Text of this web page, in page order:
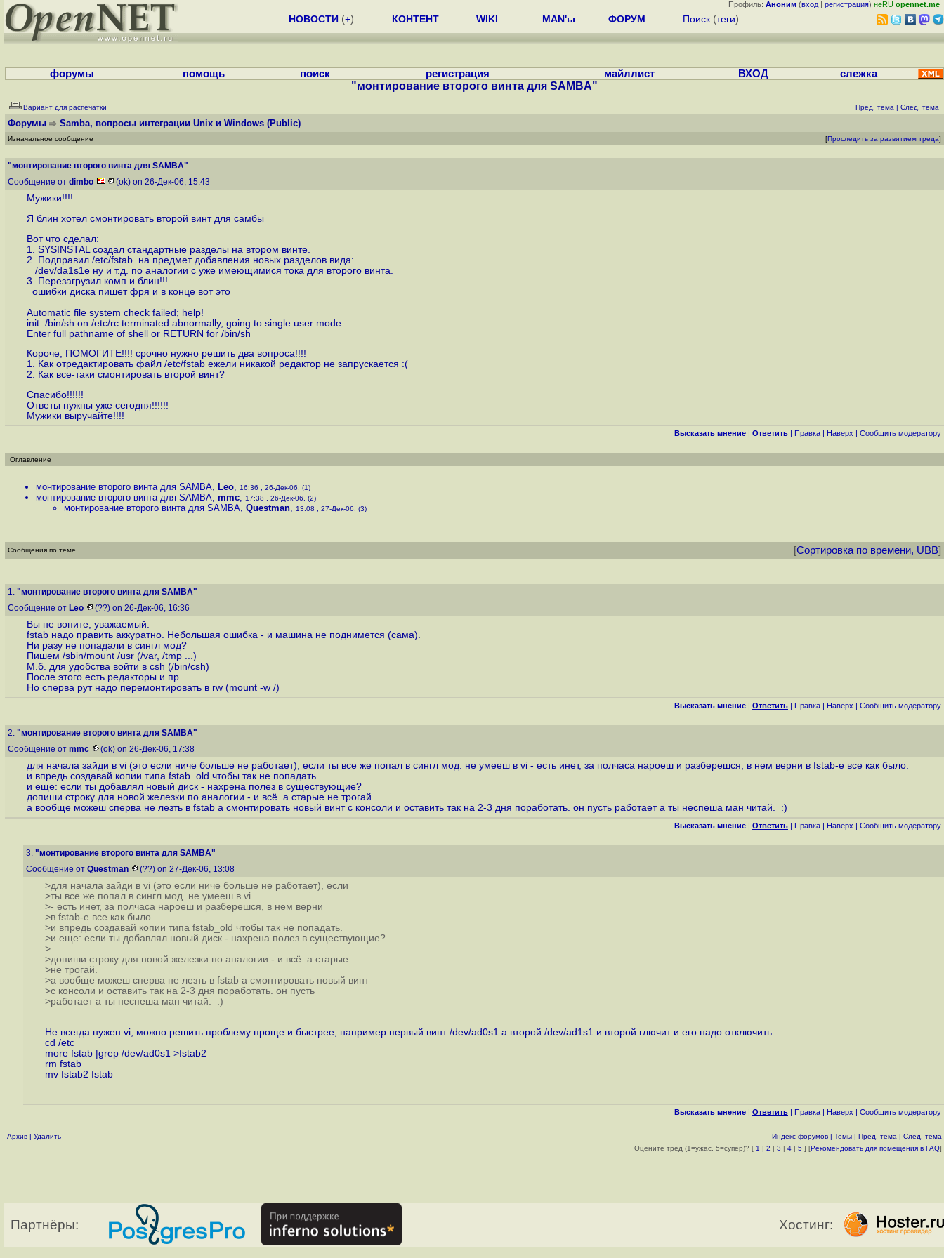
Профиль: Аноним (вход | регистрация) неRU opennet.me
НОВОСТИ (+) КОНТЕНТ WIKI MAN'ы ФОРУМ Поиск (теги)
форумы помощь поиск регистрация майллист ВХОД слежка
"монтирование второго винта для SAMBA"
Вариант для распечатки Пред. тема | След. тема
Форумы Samba, вопросы интеграции Unix и Windows (Public)
Изначальное сообщение [Проследить за развитием треда]
"монтирование второго винта для SAMBA"
Сообщение от dimbo (ok) on 26-Дек-06, 15:43
Мужики!!!!
Я блин хотел смонтировать второй винт для самбы
Вот что сделал:
1. SYSINSTAL создал стандартные разделы на втором винте.
2. Подправил /etc/fstab на предмет добавления новых разделов вида:
/dev/da1s1e ну и т.д. по аналогии с уже имеющимися тока для второго винта.
3. Перезагрузил комп и блин!!!
ошибки диска пишет фря и в конце вот это
Automatic file system check failed; help!
init: /bin/sh on /etc/rc terminated abnormally, going to single user mode
Enter full pathname of shell or RETURN for /bin/sh
Короче, ПОМОГИТЕ!!!! срочно нужно решить два вопроса!!!!
1. Как отредактировать файл /etc/fstab ежели никакой редактор не запрускается :(
2. Как все-таки смонтировать второй винт?
Спасибо!!!!!!
Ответы нужны уже сегодня!!!!!!
Мужики выручайте!!!!
Высказать мнение | Ответить | Правка | Наверх | Cообщить модератору
Оглавление
монтирование второго винта для SAMBA, Leo, 16:36 , 26-Дек-06, (1)
монтирование второго винта для SAMBA, mmc, 17:38 , 26-Дек-06, (2)
монтирование второго винта для SAMBA, Questman, 13:08 , 27-Дек-06, (3)
Сообщения по теме [Сортировка по времени, UBB]
1. "монтирование второго винта для SAMBA"
Сообщение от Leo (??) on 26-Дек-06, 16:36
Вы не вопите, уважаемый.
fstab надо править аккуратно. Небольшая ошибка - и машина не поднимется (сама).
Ни разу не попадали в сингл мод?
Пишем /sbin/mount /usr (/var, /tmp ...)
М.б. для удобства войти в csh (/bin/csh)
После этого есть редакторы и пр.
Но сперва рут надо перемонтировать в rw (mount -w /)
Высказать мнение | Ответить | Правка | Наверх | Cообщить модератору
2. "монтирование второго винта для SAMBA"
Сообщение от mmc (ok) on 26-Дек-06, 17:38
для начала зайди в vi (это если ниче больше не работает), если ты все же попал в сингл мод. не умееш в vi - есть инет, за полчаса нароеш и разберешся, в нем верни в fstab-e все как было.
и впредь создавай копии типа fstab_old чтобы так не попадать.
и еще: если ты добавлял новый диск - нахрена полез в существующие?
допиши строку для новой железки по аналогии - и всё. а старые не трогай.
а вообще можеш сперва не лезть в fstab а смонтировать новый винт с консоли и оставить так на 2-3 дня поработать. он пусть работает а ты неспеша ман читай. :)
Высказать мнение | Ответить | Правка | Наверх | Cообщить модератору
3. "монтирование второго винта для SAMBA"
Сообщение от Questman (??) on 27-Дек-06, 13:08
>для начала зайди в vi (это если ниче больше не работает), если
>ты все же попал в сингл мод. не умееш в vi
>- есть инет, за полчаса нароеш и разберешся, в нем верни
>в fstab-e все как было.
>и впредь создавай копии типа fstab_old чтобы так не попадать.
>и еще: если ты добавлял новый диск - нахрена полез в существующие?
>
>допиши строку для новой железки по аналогии - и всё. а старые
>не трогай.
>а вообще можеш сперва не лезть в fstab а смонтировать новый винт
>с консоли и оставить так на 2-3 дня поработать. он пусть
>работает а ты неспеша ман читай. :)
Не всегда нужен vi, можно решить проблему проще и быстрее, например первый винт /dev/ad0s1 а второй /dev/ad1s1 и второй глючит и его надо отключить :
cd /etc
more fstab |grep /dev/ad0s1 >fstab2
rm fstab
mv fstab2 fstab
Высказать мнение | Ответить | Правка | Наверх | Cообщить модератору
Архив | Удалить Индекс форумов | Темы | Пред. тема | След. тема
Оцените тред (1=ужас, 5=супер)? [ 1 | 2 | 3 | 4 | 5 ] [Рекомендовать для помещения в FAQ]
Партнёры: Хостинг: